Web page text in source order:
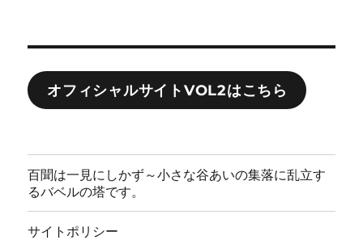
オフィシャルサイトVOL2はこちら
百聞は一見にしかず～小さな谷あいの集落に乱立す
るバベルの塔です。
サイトポリシー